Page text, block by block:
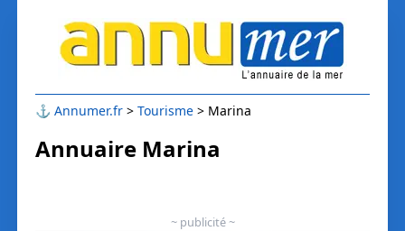
⚓ Annumer.fr Tourisme Marina
Annuaire Marina
~ publicité ~